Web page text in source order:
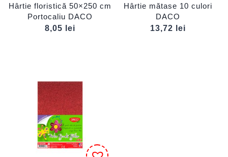
Hârtie floristică 50×250 cm
Portocaliu DACO
8,05
lei
Hârtie mătase 10 culori
DACO
13,72
lei